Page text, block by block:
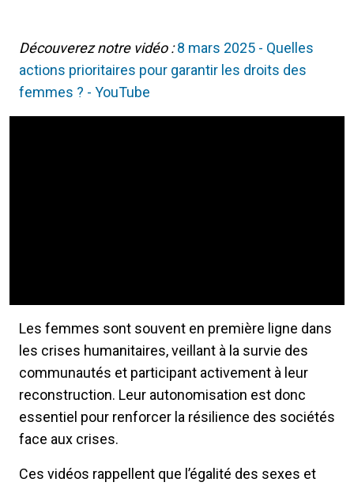
Découverez notre vidéo : 8 mars 2025 - Quelles
actions prioritaires pour garantir les droits des
femmes ? - YouTube
Les femmes sont souvent en première ligne dans
les crises humanitaires, veillant à la survie des
communautés et participant activement à leur
reconstruction. Leur autonomisation est donc
essentiel pour renforcer la résilience des sociétés
face aux crises.
Ces vidéos rappellent que l’égalité des sexes et